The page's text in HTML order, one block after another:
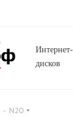
дисков
- N2O